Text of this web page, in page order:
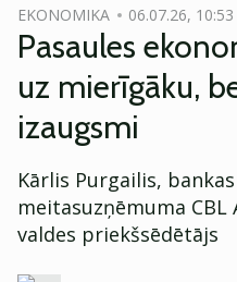
EKONOMIKA 06.07.26, 10:53
Pasaules
uz mierīgāku,
izaugsmi
Kārlis Purgailis,
meitasuzņēmuma
valdes priekšsēdētājs